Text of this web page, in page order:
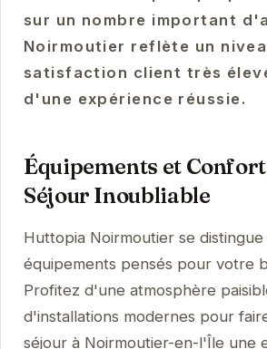
sur un nombre important
Noirmoutier reflète un
satisfaction client très
d'une expérience réussie.
Équipements et
Séjour Inoubliable
Huttopia Noirmoutier se
équipements pensés pour votre
Profitez d'une atmosphère
d'installations modernes pour
séjour à Noirmoutier-en-l'Île une